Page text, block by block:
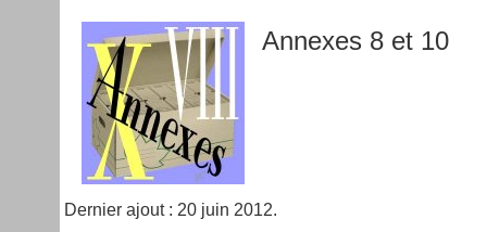
Annexes 8 et 10
Dernier ajout : 20 juin 2012.